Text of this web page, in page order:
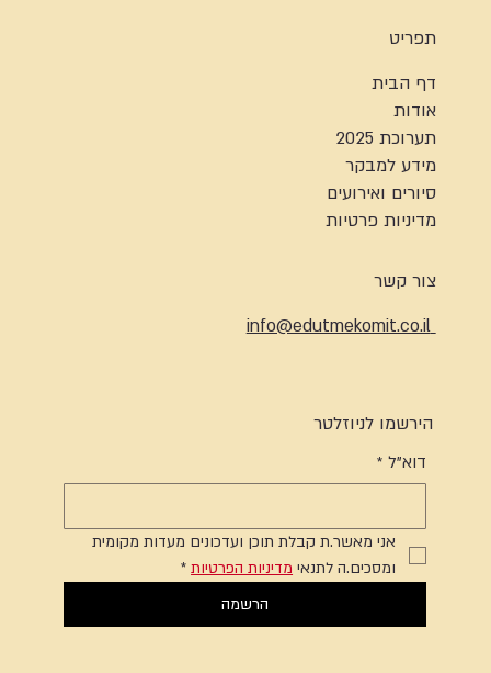
תפריט
דף הבית
אודות
תערוכת 2025
מידע למבקר
סיורים ואירועים
מדיניות פרטיות
צור קשר
info@edutmekomit.co.il
הירשמו לניוזלטר
דוא"ל *
אני מאשר.ת קבלת תוכן ועדכונים מעדות מקומית
ומסכים.ה לתנאי מדיניות הפרטיות *
הרשמה